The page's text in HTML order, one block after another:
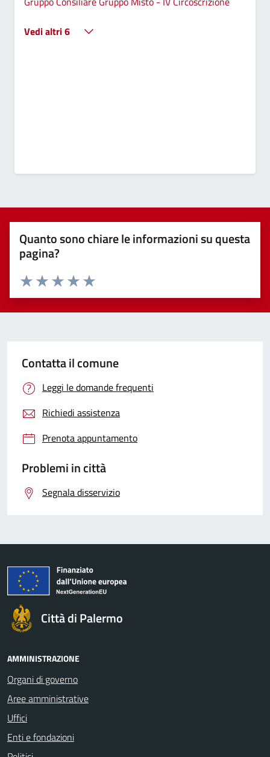
Vedi altri 6
Quanto sono chiare le informazioni su questa
pagina?
Valuta 5 stelle su 5
Valuta 4 stelle su 5
Valuta 3 stelle su 5
Valuta 2 stelle su 5
Valuta 1 stelle su 5
Contatta il comune
Leggi le domande frequenti
Richiedi assistenza
Prenota appuntamento
Problemi in città
Segnala disservizio
Città di Palermo
AMMINISTRAZIONE
Organi di governo
Aree amministrative
Uffici
Enti e fondazioni